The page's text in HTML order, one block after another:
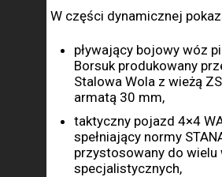
W części dynamicznej
pływający bojowy wóz
Borsuk produkowany
Stalowa Wola z wieżą
armatą 30 mm,
taktyczny pojazd 4×4
spełniający normy
przystosowany do wielu
specjalistycznych,